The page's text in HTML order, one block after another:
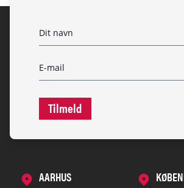
Tilmeld
AARHUS